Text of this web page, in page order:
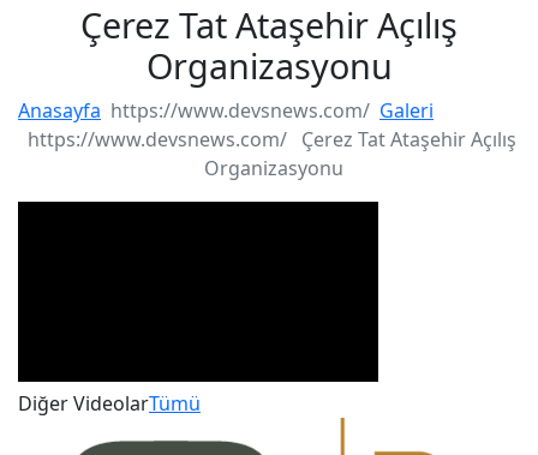
Çerez Tat Ataşehir Açılış
Organizasyonu
Anasayfa
Galeri̇
Çerez Tat Ataşehir Açılış
Organizasyonu
Diğer VideolarTümü